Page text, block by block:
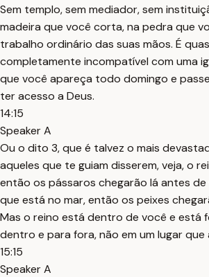
Sem templo, sem mediador, sem
madeira que você corta, na pedra que
trabalho ordinário das suas mãos. É
completamente incompatível com uma
que você apareça todo domingo e
ter acesso a Deus.
14:15
Speaker A
Ou o dito 3, que é talvez o mais
aqueles que te guiam disserem, veja, o
então os pássaros chegarão lá antes de
que está no mar, então os peixes
Mas o reino está dentro de você e está
dentro e para fora, não em um lugar que
15:15
Speaker A